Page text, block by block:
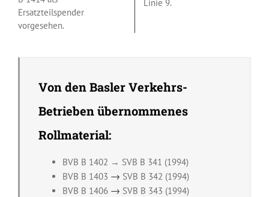
Ersatzteilspender
vorgesehen.
Linie 9.
Von den Basler Verkehrs-
Betrieben übernommenes
Rollmaterial:
BVB B 1402 → SVB B 341 (1994)
BVB B 1403 → SVB B 342 (1994)
BVB B 1406 → SVB B 343 (1994)